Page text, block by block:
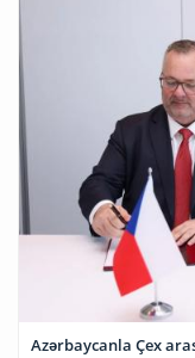
Azərbaycanla Çex